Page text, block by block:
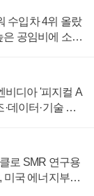
수입차 4위 올랐
은 공임비에 소비
비디아 '피지컬 A
데이터·기술 결
로 SMR 연구용
미국 에너지부